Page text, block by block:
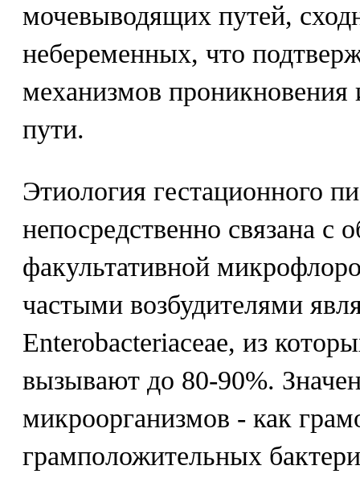
мочевыводящих путей,
небеременных, что
механизмов
пути.
Этиология гестационного
непосредственно связана с
факультативной
частыми возбудителями
Enterobacteriaceae, из
вызывают до 80-90%.
микроорганизмов - как
грамположительных